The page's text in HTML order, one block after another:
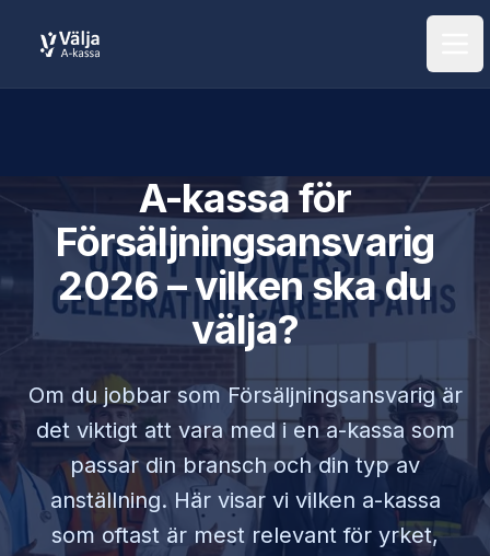
A-kassa för
Försäljningsansvarig
2026 – vilken ska du
välja?
Om du jobbar somFörsäljningsansvarigär
det viktigt att vara med i en a-kassa som
passar din bransch och din typ av
anställning. Här visar vi vilken a-kassa
som oftast är mest relevant för yrket,